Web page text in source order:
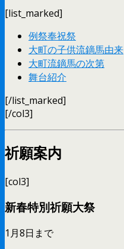
[list_marked]
例祭奉祝祭
大町の子供流鏑馬由来
大町流鏑馬の次第
舞台紹介
[/list_marked]
[/col3]
祈願案内
[col3]
新春特別祈願大祭
1月8日まで